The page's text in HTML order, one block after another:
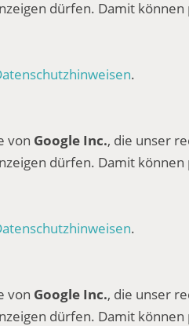
dürfen. Damit
.
von Google Inc., die unser
dürfen. Damit
.
von Google Inc., die unser
dürfen. Damit